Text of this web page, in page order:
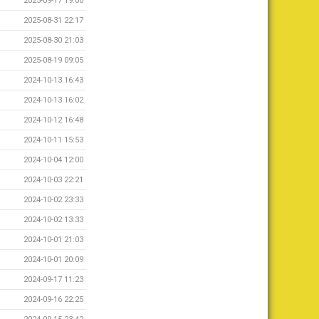
2025-08-31 22:17
2025-08-30 21:03
2025-08-19 09:05
2024-10-13 16:43
2024-10-13 16:02
2024-10-12 16:48
2024-10-11 15:53
2024-10-04 12:00
2024-10-03 22:21
2024-10-02 23:33
2024-10-02 13:33
2024-10-01 21:03
2024-10-01 20:09
2024-09-17 11:23
2024-09-16 22:25